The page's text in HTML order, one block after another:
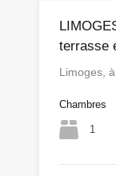
terrasse
Limoges,
Chambres
1